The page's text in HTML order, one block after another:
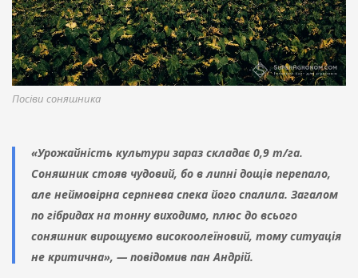
Посіви соняшника
«Урожайність культури зараз складає 0,9 т/га.
Соняшник стояв чудовий, бо в липні дощів перепало,
але неймовірна серпнева спека його спалила. Загалом
по гібридах на тонну виходимо, плюс до всього
соняшник вирощуємо високоолеїновий, тому ситуація
не критична», — повідомив пан Андрій.